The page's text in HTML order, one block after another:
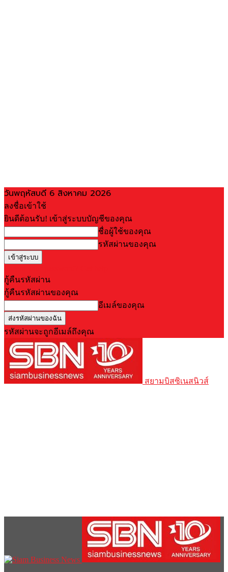
วันพฤหัสบดี 6 สิงหาคม 2026
ลงชื่อเข้าใช้
ยินดีต้อนรับ! เข้าสู่ระบบบัญชีของคุณ
ชื่อผู้ใช้ของคุณ
รหัสผ่านของคุณ
กู้คืนรหัสผ่าน
กู้คืนรหัสผ่านของคุณ
อีเมล์ของคุณ
รหัสผ่านจะถูกอีเมล์ถึงคุณ
สยามบิสซิเนสนิวส์